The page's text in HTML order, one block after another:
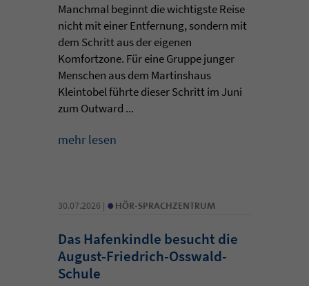
Manchmal beginnt die wichtigste Reise
nicht mit einer Entfernung, sondern mit
dem Schritt aus der eigenen
Komfortzone. Für eine Gruppe junger
Menschen aus dem Martinshaus
Kleintobel führte dieser Schritt im Juni
zum Outward ...
mehr lesen
30.07.2026 | • HÖR-SPRACHZENTRUM
Das Hafenkindle besucht die
August-Friedrich-Osswald-
Schule